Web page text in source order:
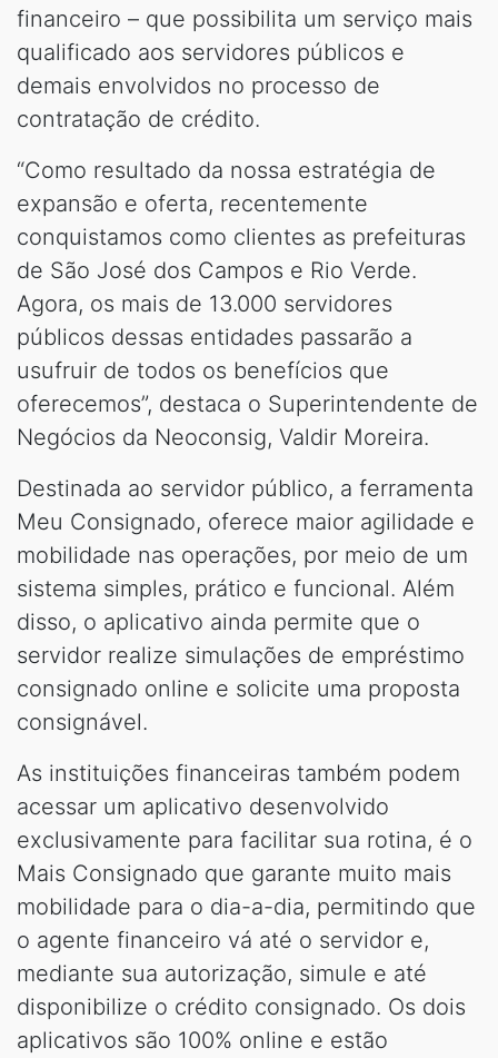
financeiro – que possibilita um serviço mais
qualificado aos servidores públicos e
demais envolvidos no processo de
contratação de crédito.
“Como resultado da nossa estratégia de
expansão e oferta, recentemente
conquistamos como clientes as prefeituras
de São José dos Campos e Rio Verde.
Agora, os mais de 13.000 servidores
públicos dessas entidades passarão a
usufruir de todos os benefícios que
oferecemos”, destaca o Superintendente de
Negócios da Neoconsig, Valdir Moreira.
Destinada ao servidor público, a ferramenta
Meu Consignado, oferece maior agilidade e
mobilidade nas operações, por meio de um
sistema simples, prático e funcional. Além
disso, o aplicativo ainda permite que o
servidor realize simulações de empréstimo
consignado online e solicite uma proposta
consignável.
As instituições financeiras também podem
acessar um aplicativo desenvolvido
exclusivamente para facilitar sua rotina, é o
Mais Consignado que garante muito mais
mobilidade para o dia-a-dia, permitindo que
o agente financeiro vá até o servidor e,
mediante sua autorização, simule e até
disponibilize o crédito consignado. Os dois
aplicativos são 100% online e estão